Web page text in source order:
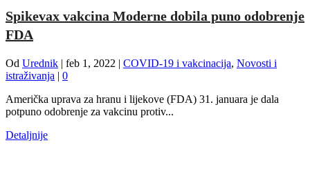
Spikevax vakcina Moderne dobila puno odobrenje
FDA
Od Urednik | feb 1, 2022 | COVID-19 i vakcinacija, Novosti i
istraživanja | 0
Američka uprava za hranu i lijekove (FDA) 31. januara je dala
potpuno odobrenje za vakcinu protiv...
Detaljnije